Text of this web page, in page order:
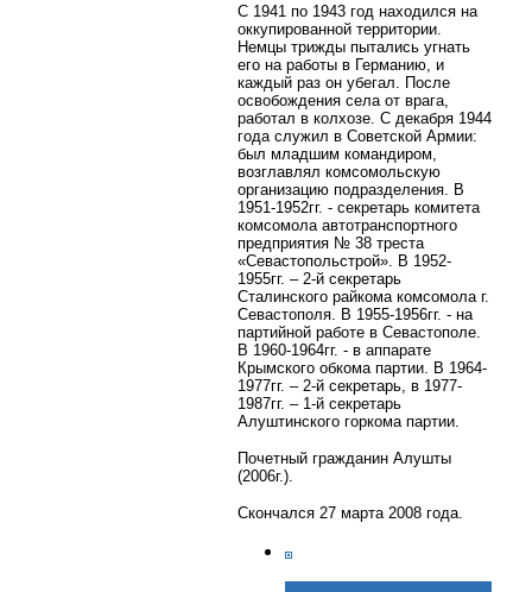
С 1941 по 1943 год находился на
оккупированной территории.
Немцы трижды пытались угнать
его на работы в Германию, и
каждый раз он убегал. После
освобождения села от врага,
работал в колхозе. С декабря 1944
года служил в Советской Армии:
был младшим командиром,
возглавлял комсомольскую
организацию подразделения. В
1951-1952гг. - секретарь комитета
комсомола автотранспортного
предприятия № 38 треста
«Севастопольстрой». В 1952-
1955гг. – 2-й секретарь
Сталинского райкома комсомола г.
Севастополя. В 1955-1956гг. - на
партийной работе в Севастополе.
В 1960-1964гг. - в аппарате
Крымского обкома партии. В 1964-
1977гг. – 2-й секретарь, в 1977-
1987гг. – 1-й секретарь
Алуштинского горкома партии.
Почетный гражданин Алушты
(2006г.).
Скончался 27 марта 2008 года.